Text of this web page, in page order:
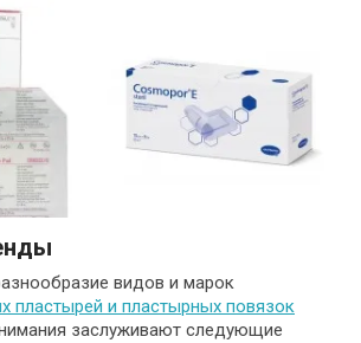
видов и марок
пластырей и пластырных повязок
заслуживают следующие